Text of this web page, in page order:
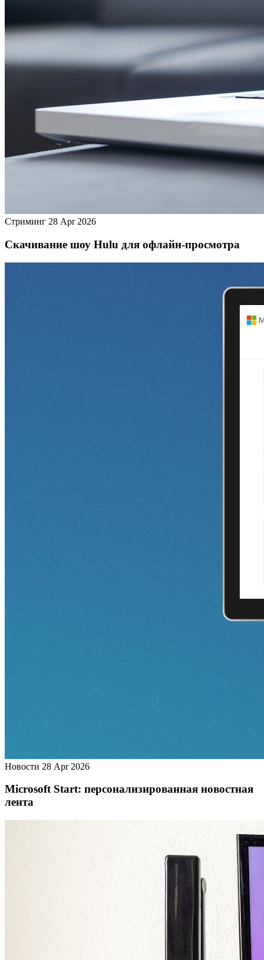
Стриминг 28 Apr 2026
Скачивание шоу Hulu для офлайн‑просмотра
Новости 28 Apr 2026
Microsoft Start: персонализированная новостная
лента